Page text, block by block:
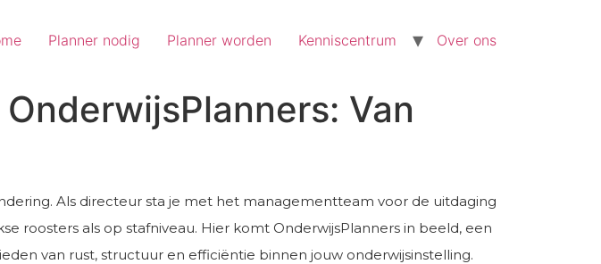
Planner nodig Planner worden Kenniscentrum Over ons
Van
Als directeur sta je met het managementteam voor de uitdaging
roosters als op stafniveau. Hier komt OnderwijsPlanners in beeld, een
van rust, structuur en efficiëntie binnen jouw onderwijsinstelling.